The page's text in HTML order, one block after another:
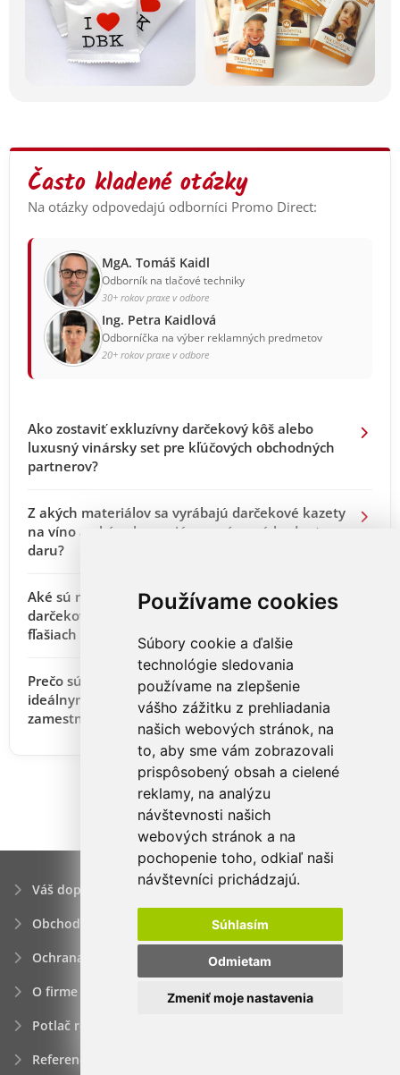
Používame cookies
Súbory cookie a ďalšie
technológie sledovania
používame na zlepšenie
vášho zážitku z prehliadania
našich webových stránok, na
to, aby sme vám zobrazovali
prispôsobený obsah a cielené
reklamy, na analýzu
návštevnosti našich
webových stránok a na
pochopenie toho, odkiaľ naši
návštevníci prichádzajú.
Súhlasím
Odmietam
Zmeniť moje nastavenia
Často kladené otázky
Na otázky odpovedajú odborníci Promo Direct:
MgA. Tomáš Kaidl
Odborník na tlačové techniky
30+ rokov praxe v odbore
Ing. Petra Kaidlová
Odborníčka na výber reklamných predmetov
20+ rokov praxe v odbore
Ako zostaviť exkluzívny darčekový kôš alebo
luxusný vinársky set pre kľúčových obchodných
partnerov?
Z akých materiálov sa vyrábajú darčekové kazety
na víno a aký vplyv majú na vnímanú hodnotu
daru?
Aké sú možnosti elegantného brandingu pri
darčekových košoch, kazetách a darčekových
fľašiach vína?
Prečo sú darčekové sady vína a gurmánske koše
ideálnym vianočným darčekom pre
zamestnancov a B2B klientov?
Váš dopyt
Obchodné podmienky
Ochrana osobných údajov
O firme
Potlač reklamných predmetov
Referencie